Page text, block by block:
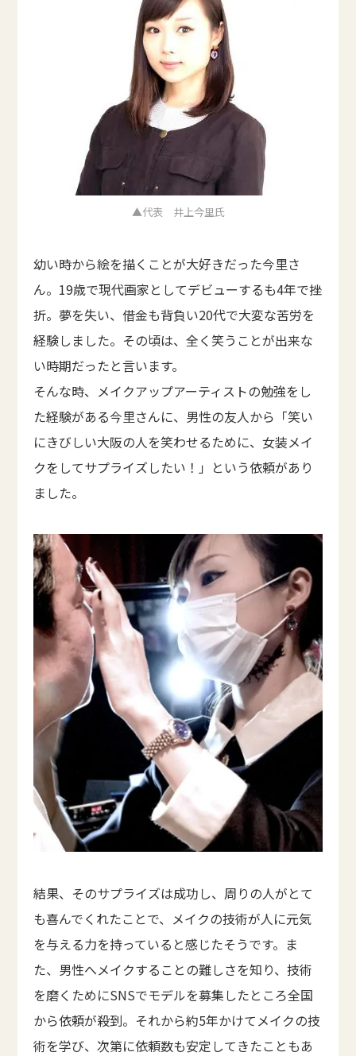
▲代表 井上今里氏
幼い時から絵を描くことが大好きだった今里さ
ん。19歳で現代画家としてデビューするも4年で挫
折。夢を失い、借金も背負い20代で大変な苦労を
経験しました。その頃は、全く笑うことが出来な
い時期だったと言います。
そんな時、メイクアップアーティストの勉強をし
た経験がある今里さんに、男性の友人から「笑い
にきびしい大阪の人を笑わせるために、女装メイ
クをしてサプライズしたい！」という依頼があり
ました。
結果、そのサプライズは成功し、周りの人がとて
も喜んでくれたことで、メイクの技術が人に元気
を与える力を持っていると感じたそうです。ま
た、男性へメイクすることの難しさを知り、技術
を磨くためにSNSでモデルを募集したところ全国
から依頼が殺到。それから約5年かけてメイクの技
術を学び、次第に依頼数も安定してきたこともあ